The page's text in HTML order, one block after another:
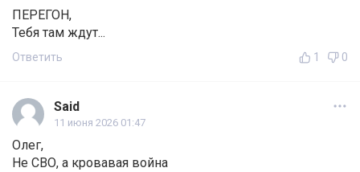
ПЕРЕГОН,
Тебя там ждут...
Ответить 1 0
Said
11 июня 2026 01:47
Олег,
Не СВО, а кровавая война